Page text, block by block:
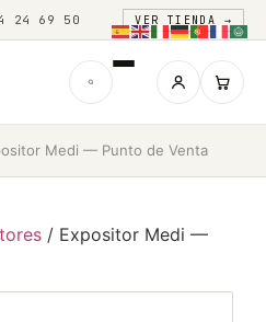
24 69 50 VER TIENDA →
Medi — Punto de Venta
/ Expositor Medi —